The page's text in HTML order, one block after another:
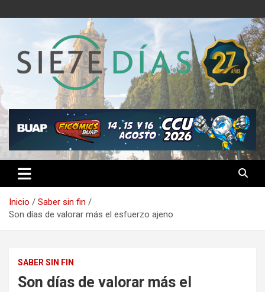
al
Semanario 7 Días
Inicio
Saber sin fin
Son días de valorar más el esfuerzo ajeno
SABER SIN FIN
Son días de valorar más el